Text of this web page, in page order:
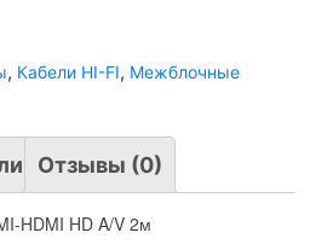
, Кабели HI-FI, Межблочные
Отзывы (0)
HDMI HD A/V 2м